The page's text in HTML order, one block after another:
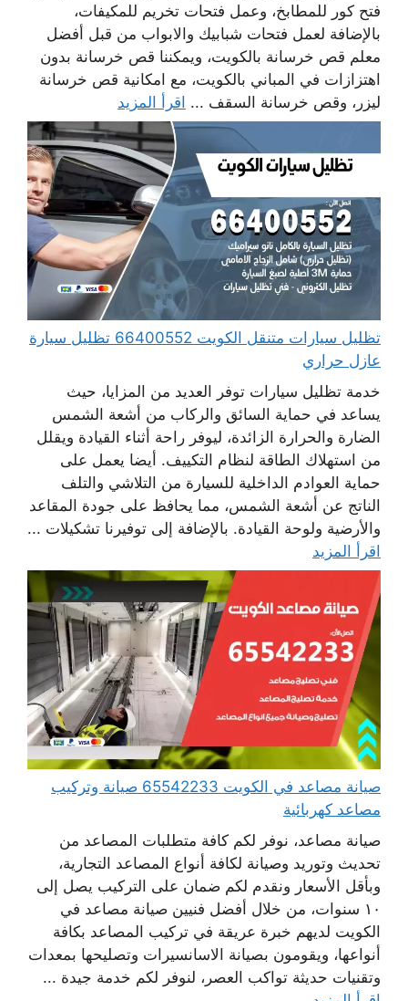
فتح كور للمطابخ، وعمل فتحات تخريم للمكيفات،
بالإضافة لعمل فتحات شبابيك والابواب من قبل أفضل
معلم قص خرسانة بالكويت، ويمكننا قص خرسانة بدون
اهتزازات في المباني بالكويت، مع امكانية قص خرسانة
ليزر، وقص خرسانة السقف ... اقرأ المزيد
تظليل سيارات متنقل الكويت 66400552 تظليل سيارة
عازل حراري
خدمة تظليل سيارات توفر العديد من المزايا، حيث
يساعد في حماية السائق والركاب من أشعة الشمس
الضارة والحرارة الزائدة، ليوفر راحة أثناء القيادة ويقلل
من استهلاك الطاقة لنظام التكييف. أيضا يعمل على
حماية العوادم الداخلية للسيارة من التلاشي والتلف
الناتج عن أشعة الشمس، مما يحافظ على جودة المقاعد
والأرضية ولوحة القيادة. بالإضافة إلى توفيرنا تشكيلات ...
اقرأ المزيد
صيانة مصاعد في الكويت 65542233 صيانة وتركيب
مصاعد كهربائية
صيانة مصاعد، نوفر لكم كافة متطلبات المصاعد من
تحديث وتوريد وصيانة لكافة أنواع المصاعد التجارية،
وبأقل الأسعار ونقدم لكم ضمان على التركيب يصل إلى
١٠ سنوات، من خلال أفضل فنيين صيانة مصاعد في
الكويت لديهم خبرة عريقة في تركيب المصاعد بكافة
أنواعها، ويقومون بصيانة الاسانسيرات وتصليحها بمعدات
وتقنيات حديثة تواكب العصر، لنوفر لكم خدمة جيدة ...